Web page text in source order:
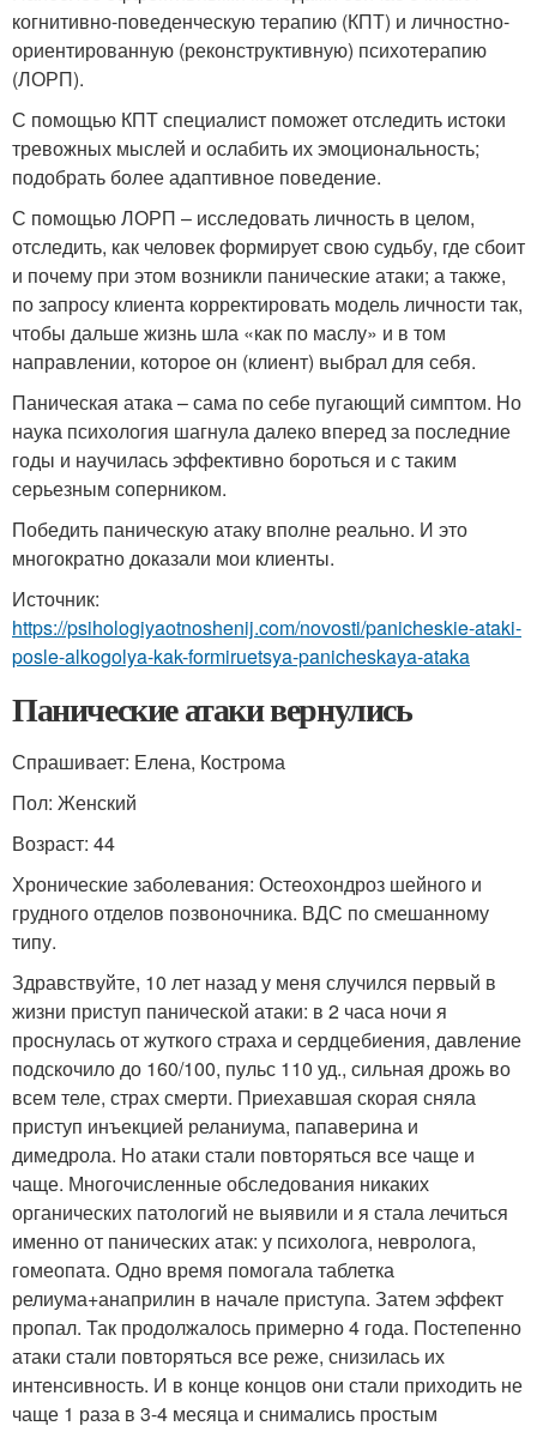
когнитивно-поведенческую терапию (КПТ) и личностно-
ориентированную (реконструктивную) психотерапию
(ЛОРП).
С помощью КПТ специалист поможет отследить истоки
тревожных мыслей и ослабить их эмоциональность;
подобрать более адаптивное поведение.
С помощью ЛОРП – исследовать личность в целом,
отследить, как человек формирует свою судьбу, где сбоит
и почему при этом возникли панические атаки; а также,
по запросу клиента корректировать модель личности так,
чтобы дальше жизнь шла «как по маслу» и в том
направлении, которое он (клиент) выбрал для себя.
Паническая атака – сама по себе пугающий симптом. Но
наука психология шагнула далеко вперед за последние
годы и научилась эффективно бороться и с таким
серьезным соперником.
Победить паническую атаку вполне реально. И это
многократно доказали мои клиенты.
Источник:
https://psihologiyaotnoshenij.com/novosti/panicheskie-ataki-
posle-alkogolya-kak-formiruetsya-panicheskaya-ataka
Панические атаки вернулись
Спрашивает: Елена, Кострома
Пол: Женский
Возраст: 44
Хронические заболевания: Остеохондроз шейного и
грудного отделов позвоночника. ВДС по смешанному
типу.
Здравствуйте, 10 лет назад у меня случился первый в
жизни приступ панической атаки: в 2 часа ночи я
проснулась от жуткого страха и сердцебиения, давление
подскочило до 160/100, пульс 110 уд., сильная дрожь во
всем теле, страх смерти. Приехавшая скорая сняла
приступ инъекцией реланиума, папаверина и
димедрола. Но атаки стали повторяться все чаще и
чаще. Многочисленные обследования никаких
органических патологий не выявили и я стала лечиться
именно от панических атак: у психолога, невролога,
гомеопата. Одно время помогала таблетка
релиума+анаприлин в начале приступа. Затем эффект
пропал. Так продолжалось примерно 4 года. Постепенно
атаки стали повторяться все реже, снизилась их
интенсивность. И в конце концов они стали приходить не
чаще 1 раза в 3-4 месяца и снимались простым